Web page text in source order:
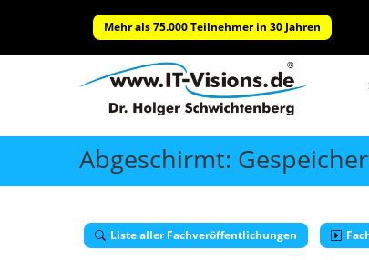
Mehr als 75.000 Teilnehmer in 30 Jahren
Abgeschirmt:
Liste aller Fachveröffentlichungen